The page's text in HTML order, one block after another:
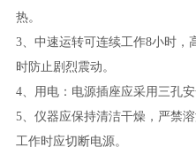
热。
3、中速运转可连续工作8小时，
时防止剧烈震动。
4、用电：电源插座应采用三孔
5、仪器应保持清洁干燥，严禁
工作时应切断电源。